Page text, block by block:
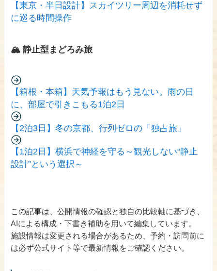
【東京・半日設計】スカイツリー周辺を消耗せず
に巡る時間操作
🏔️ 静止型まどろみ旅
【箱根・本箱】天気予報はもう見ない。雨の日
に、部屋で引きこもる1泊2日
【2泊3日】冬の京都、行列ゼロの「独占旅」
【1泊2日】横浜で神経を守る～観光しない“静止
設計”という選択～
この記事は、公開情報の確認と独自の比較軸に基づき、
AIによる構成・下書き補助を用いて編集しています。
施設情報は変更される場合があるため、予約・訪問前に
は必ず公式サイト等で最新情報をご確認ください。